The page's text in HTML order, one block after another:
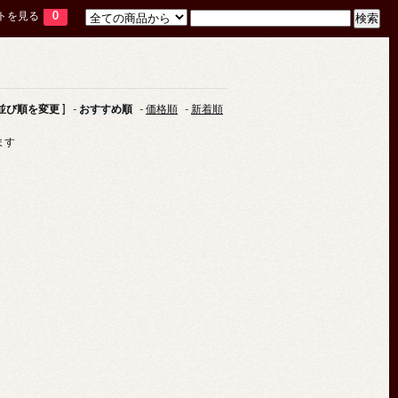
を見る 0
び順を変更 ] - おすすめ順 - 価格順 - 新着順
す